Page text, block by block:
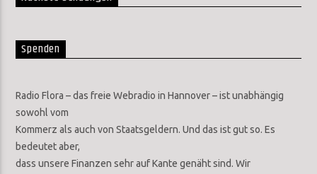
Spenden
Radio Flora – das freie Webradio in Hannover – ist unabhängig
sowohl vom
Kommerz als auch von Staatsgeldern. Und das ist gut so. Es
bedeutet aber,
dass unsere Finanzen sehr auf Kante genäht sind. Wir